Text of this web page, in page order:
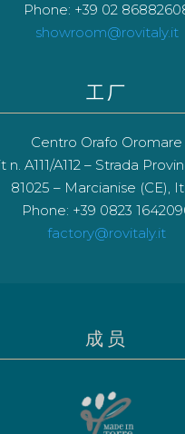
Phone: +39 02
showroom@rovitaly.it
工厂
Centro Orafo Oromare
n. A111/A112 – Strada
81025 – Marcianise (CE),
Phone: +39 0823
factory@rovitaly.it
成员